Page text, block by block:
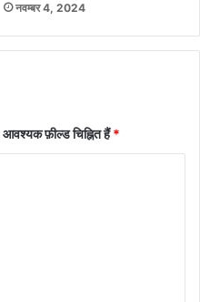
नवम्बर 4, 2024
आवश्यक फ़ील्ड चिह्नित हैं*